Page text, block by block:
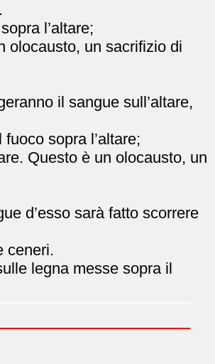
l’altare;
olocausto, un sacrifizio di
il sangue sull’altare,
sopra l’altare;
Questo è un olocausto, un
d’esso sarà fatto scorrere
ceneri.
legna messe sopra il